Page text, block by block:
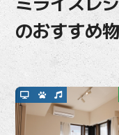
のおすすめ